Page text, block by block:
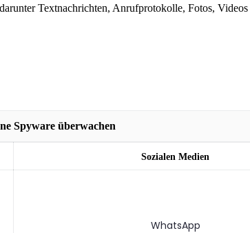
Textnachrichten, Anrufprotokolle, Fotos, Videos
Spyware überwachen
Sozialen Medien
WhatsApp